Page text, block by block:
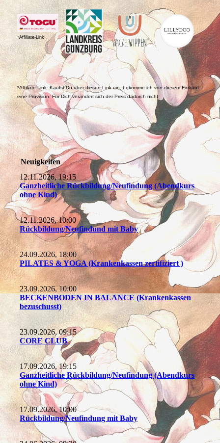
*Affiliate-Link
*Affiliate-Link: Kaufst Du über diesen Link ein, bekomme ich von diesem Einkauf
eine Provision. Für Dich verändert sich der Preis dadurch nicht.
Neuigkeiten
12.11.2026, 19:15
Ganzheitliche Rückbildung/Neufindung (Abendkurs
ohne Kind)
12.11.2026, 10:00
Rückbildung/Neufindund mit Baby
24.09.2026, 18:00
PILATES & YOGA (Krankenkassen zertifiziert )
23.09.2026, 10:00
BECKENBODEN IN BALANCE (Krankenkassen
bezuschusst)
23.09.2026, 09:15
CORE CLUB
17.09.2026, 19:15
Ganzheitliche Rückbildung/Neufindung (Abendkurs
ohne Kind)
17.09.2026, 10:00
Rückbildung/Neufindung mit Baby